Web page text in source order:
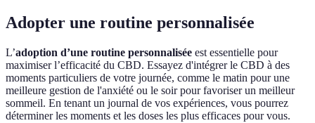
Adopter une routine personnalisée
L’adoption d’une routine personnalisée est essentielle pour
maximiser l’efficacité du CBD. Essayez d'intégrer le CBD à des
moments particuliers de votre journée, comme le matin pour une
meilleure gestion de l'anxiété ou le soir pour favoriser un meilleur
sommeil. En tenant un journal de vos expériences, vous pourrez
déterminer les moments et les doses les plus efficaces pour vous.